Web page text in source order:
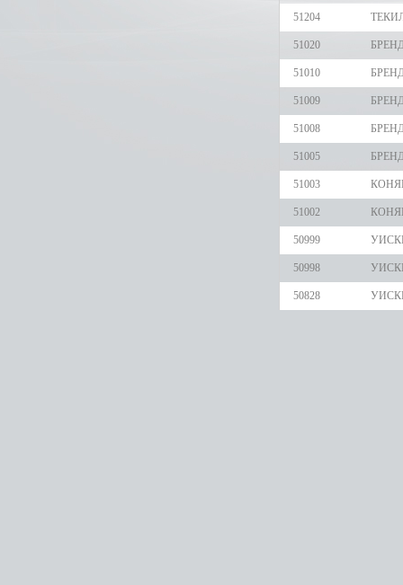
51204
51020
51010
51009
51008
51005
51003
51002
50999
50998
50828